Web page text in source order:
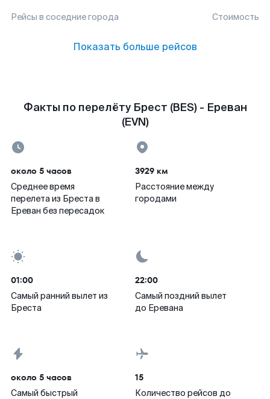
Рейсы в соседние города Стоимость
Показать больше рейсов
Факты по перелёту Брест (BES) - Ереван
(EVN)
около 5 часов
Среднее время
перелета из Бреста в
Ереван без пересадок
3929 км
Расстояние между
городами
01:00
Самый ранний вылет из
Бреста
22:00
Самый поздний вылет
до Еревана
около 5 часов
Самый быстрый
15
Количество рейсов до